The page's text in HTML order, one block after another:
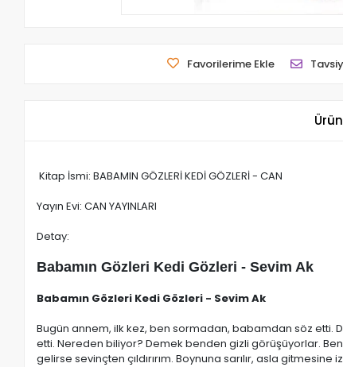
Favorilerime Ekle
Kitap İsmi: BABAMIN GÖZLERİ KEDİ GÖZLERİ - CAN
Yayın Evi: CAN YAYINLARI
Detay:
Babamın Gözleri Kedi Gözleri - Sevim Ak
Babamın Gözleri Kedi Gözleri - Sevim Ak
Bugün annem, ilk kez, ben sormadan, babamdan söz etti.
etti. Nereden biliyor? Demek benden gizli görüşüyorlar.
gelirse sevinçten çıldırırım. Boynuna sarılır, asla gitmesine